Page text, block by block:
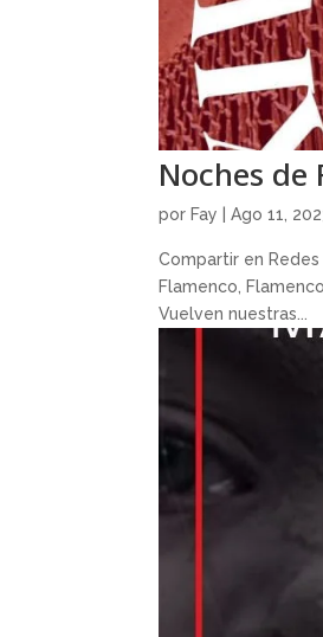
Noches de
por Fay |Ago 11,
Compartir en
Flamenco,
Vuelven nuestras...